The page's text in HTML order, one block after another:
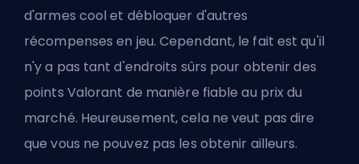
d'armes cool et débloquer d'autres
récompenses en jeu. Cependant, le fait est qu'il
n'y a pas tant d'endroits sûrs pour obtenir des
points Valorant de manière fiable au prix du
marché. Heureusement, cela ne veut pas dire
que vous ne pouvez pas les obtenir ailleurs.